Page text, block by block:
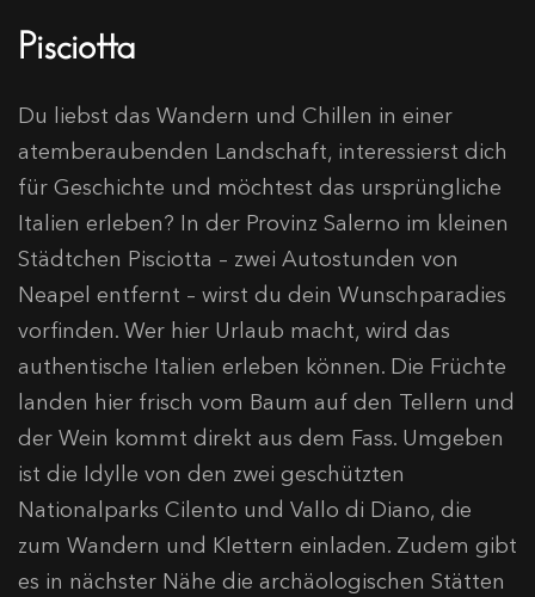
Pisciotta
Du liebst das Wandern und Chillen in einer
atemberaubenden Landschaft, interessierst dich
für Geschichte und möchtest das ursprüngliche
Italien erleben? In der Provinz Salerno im kleinen
Städtchen Pisciotta – zwei Autostunden von
Neapel entfernt – wirst du dein Wunschparadies
vorfinden. Wer hier Urlaub macht, wird das
authentische Italien erleben können. Die Früchte
landen hier frisch vom Baum auf den Tellern und
der Wein kommt direkt aus dem Fass. Umgeben
ist die Idylle von den zwei geschützten
Nationalparks Cilento und Vallo di Diano, die
zum Wandern und Klettern einladen. Zudem gibt
es in nächster Nähe die archäologischen Stätten